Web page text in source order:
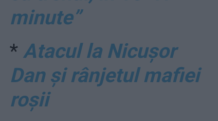
minute”
* Atacul la Nicușor
Dan și rânjetul mafiei
roșii